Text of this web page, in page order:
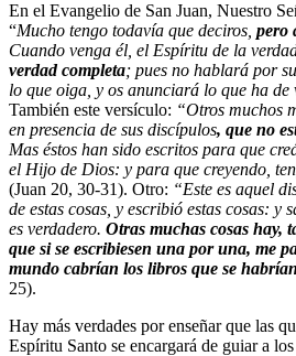
En el Evangelio de San Juan, Nuestro
“Mucho tengo todavía que deciros, pero
Cuando venga él, el Espíritu de la
verdad completa; pues no hablará por
lo que oiga, y os anunciará lo que ha de
También este versículo: “Otros muchos
en presencia de sus discípulos, que no
Mas éstos han sido escritos para que
el Hijo de Dios: y para que creyendo,
(Juan 20, 30-31). Otro: “Este es aquel
de estas cosas, y escribió estas cosas: y
es verdadero. Otras muchas cosas hay,
que si se escribiesen una por una, me
mundo cabrían los libros que se
25).
Hay más verdades por enseñar que las
Espíritu Santo se encargará de guiar a